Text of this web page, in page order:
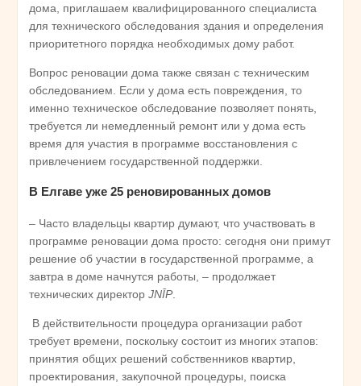
дома, приглашаем квалифицированного специалиста
для технического обследования здания и определения
приоритетного порядка необходимых дому работ.
Вопрос реновации дома также связан с техническим
обследованием. Если у дома есть повреждения, то
именно техническое обследование позволяет понять,
требуется ли немедленный ремонт или у дома есть
время для участия в программе восстановления с
привлечением государственной поддержки.
В Елгаве уже 25 реновированных домов
– Часто владельцы квартир думают, что участвовать в
программе реновации дома просто: сегодня они примут
решение об участии в государственной программе, а
завтра в доме начнутся работы, – продолжает
технических директор JNĪP.
В действительности процедура организации работ
требует времени, поскольку состоит из многих этапов:
принятия общих решений собственников квартир,
проектирования, закупочной процедуры, поиска